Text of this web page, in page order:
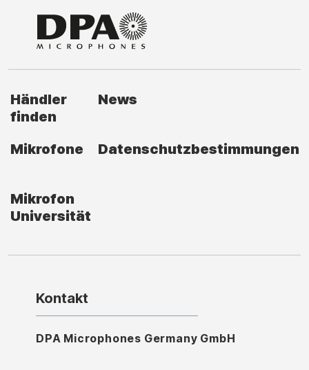
Händler
finden
News
Mikrofone Datenschutzbestimmungen
Mikrofon
Universität
Kontakt
DPA Microphones Germany GmbH